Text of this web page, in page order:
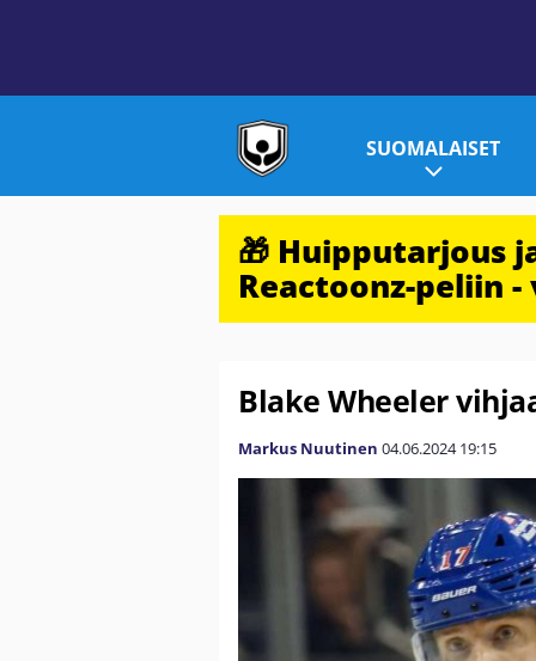
SUOMALAISET
🎁 Huipputarjous
Reactoonz-peliin
Blake Wheeler
Markus Nuutinen 04.06.2024 19:15